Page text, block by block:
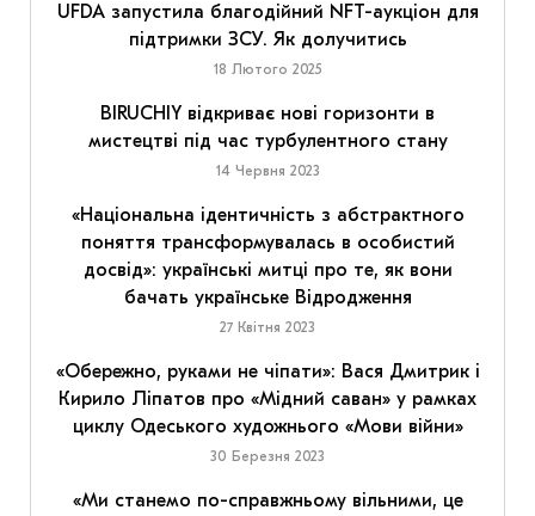
UFDA запустила благодійний NFT-аукціон для
підтримки ЗСУ. Як долучитись
18 Лютого 2025
BIRUCHIY відкриває нові горизонти в
мистецтві під час турбулентного стану
14 Червня 2023
«Національна ідентичність з абстрактного
поняття трансформувалась в особистий
досвід»: українські митці про те, як вони
бачать українське Відродження
27 Квітня 2023
«Обережно, руками не чіпати»: Вася Дмитрик і
Кирило Ліпатов про «Мідний саван» у рамках
циклу Одеського художнього «Мови війни»
30 Березня 2023
«Ми станемо по-справжньому вільними, це